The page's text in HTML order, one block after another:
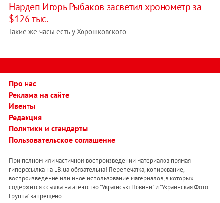
Нардеп Игорь Рыбаков засветил хронометр за
$126 тыс.
Такие же часы есть у Хорошковского
Про нас
Реклама на сайте
Ивенты
Редакция
Политики и стандарты
Пользовательское соглашение
При полном или частичном воспроизведении материалов прямая
гиперссылка на LB.ua обязательна! Перепечатка, копирование,
воспроизведение или иное использование материалов, в которых
содержится ссылка на агентство "Українськi Новини" и "Украинская Фото
Группа" запрещено.